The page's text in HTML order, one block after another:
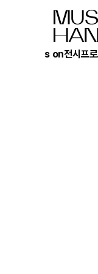
What's on전시 프